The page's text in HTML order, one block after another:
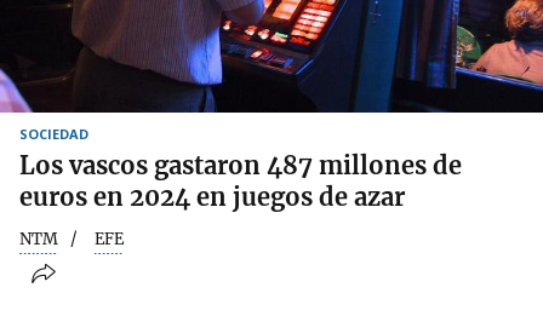
SOCIEDAD
Los vascos gastaron 487 millones de
euros en 2024 en juegos de azar
NTM EFE